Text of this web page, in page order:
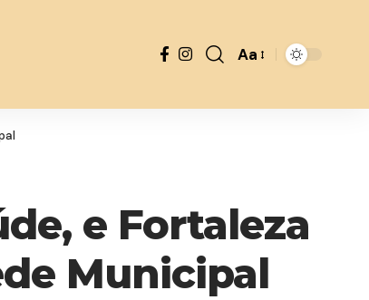
Font
Aa
e Fortaleza
Municipal